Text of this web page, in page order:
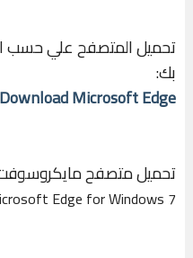
تحميل المتصفح علي حسب
بك:
Download Microsoft Edge
تحميل متصفح مايكروسوفت
Edge for Windows 7